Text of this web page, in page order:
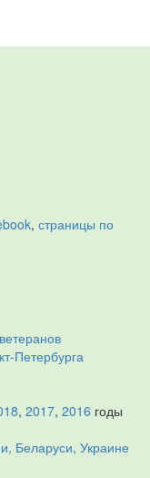
, страницы по
Петербурга
, 2017, 2016 годы
Беларуси, Украине